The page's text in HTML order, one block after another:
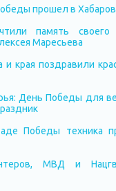
прошел в
память своего
Маресьева
и края поздравили
День Победы для
Победы техника
МВД и